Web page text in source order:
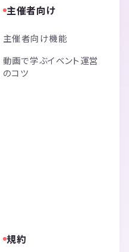
主催者向け
主催者向け機能
動画で学ぶイベント運営
のコツ
規約